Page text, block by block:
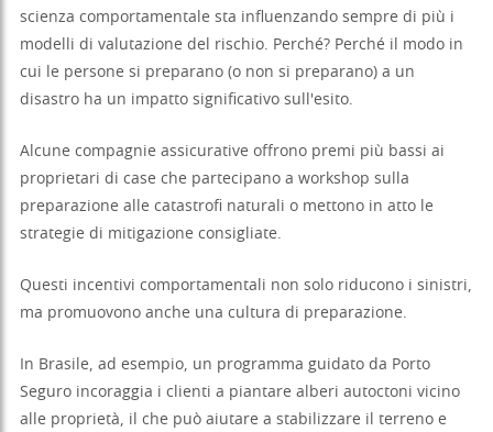
scienza comportamentale sta influenzando sempre di più i
modelli di valutazione del rischio. Perché? Perché il modo in
cui le persone si preparano (o non si preparano) a un
disastro ha un impatto significativo sull'esito.
Alcune compagnie assicurative offrono premi più bassi ai
proprietari di case che partecipano a workshop sulla
preparazione alle catastrofi naturali o mettono in atto le
strategie di mitigazione consigliate.
Questi incentivi comportamentali non solo riducono i sinistri,
ma promuovono anche una cultura di preparazione.
In Brasile, ad esempio, un programma guidato da Porto
Seguro incoraggia i clienti a piantare alberi autoctoni vicino
alle proprietà, il che può aiutare a stabilizzare il terreno e